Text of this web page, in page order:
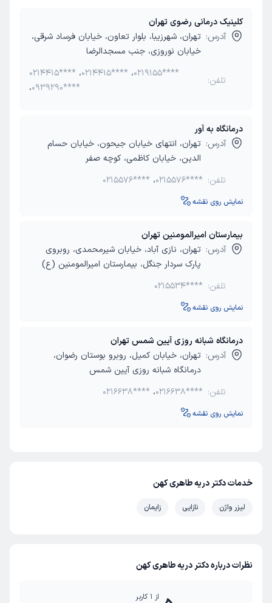
کلینیک درمانی رضوی تهران
آدرس: تهران، شهرزیبا، بلوار تعاون، خیابان فرساد شرقی،
خیابان نوروزی، جنب مسجدالرضا
تلفن:
0214415**** ،0214415**** ،0219155****
،0939290****
درمانگاه به آور
آدرس: تهران، انتهای خیابان جیحون، خیابان حسام
الدین، خیابان کاظمی، کوچه صفر
تلفن:
0215576**** ،0215576****
نمایش روی نقشه
بیمارستان امیرالمومنین تهران
آدرس: تهران، نازی آباد، خیابان شیرمحمدی، روبروی
پارک سردار جنگل، بیمارستان امیرالمومنین (ع)
تلفن: 0215534****
نمایش روی نقشه
درمانگاه شبانه روزی آیین شمس تهران
آدرس: تهران، خیابان کمیل، روبرو بوستان رضوان،
درمانگاه شبانه روزی آیین شمس
تلفن:
0216638**** ،0216638****
نمایش روی نقشه
خدمات دکتر دریه طاهری کهن
لیزر واژن نازایی زایمان
نظرات درباره دکتر دریه طاهری کهن
از 1 کاربر